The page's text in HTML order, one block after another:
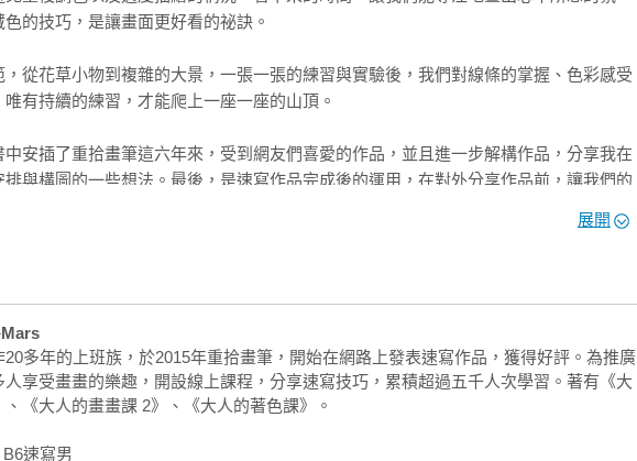
山巷弄
和冰室
子裡盛開的山茶花
比壽啤酒吧
具街與晴空塔
功街景
呂溫泉街
趣的燒烤店
站前熱鬧的景象
頂
色的技巧，是讓畫面更好看的祕訣。
，從花草小物到複雜的大景，一張一張的練習與實驗後，我們對線條的掌握、色彩感受
有持續的練習，才能爬上一座一座的山頂。
中安插了重拾畫筆這六年來，受到網友們喜愛的作品，並且進一步解構作品，分享我在
排與構圖的一些想法。最後，是速寫作品完成後的運用，在對外分享作品前，讓我們的
唯有透過對生活事物的觀察，自然而然將美感經驗與看法投注在畫面之中。期盼藉由
展開
20多年的上班族，於2015年重拾畫筆，開始在網路上發表速寫作品，獲得好評。為推廣
人享受畫畫的樂趣，開設線上課程，分享速寫技巧，累積超過五千人次學習。著有《大
、《大人的畫畫課 2》、《大人的著色課》。
速寫男